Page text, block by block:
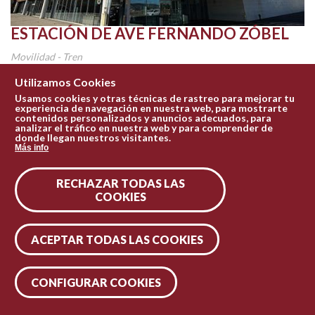
ESTACIÓN DE AVE FERNANDO ZÓBEL
Movilidad - Tren
Situada a las afueras de la ciudad, cuenta con conexiones mediante
el servicio de autobuses urbanos y taxis. Dispone de...
Conócelo
Utilizamos Cookies
Usamos cookies y otras técnicas de rastreo para mejorar tu
experiencia de navegación en nuestra web, para mostrarte
contenidos personalizados y anuncios adecuados, para
analizar el tráfico en nuestra web y para comprender de
donde llegan nuestros visitantes.
Más info
RECHAZAR TODAS LAS
COOKIES
ACEPTAR TODAS LAS COOKIES
CONFIGURAR COOKIES